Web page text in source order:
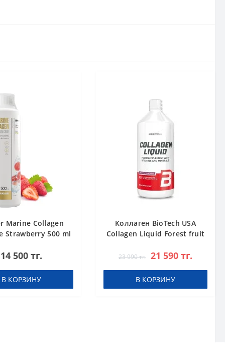
Marine Collagen
Strawberry 500 ml
14 500 тг.
В КОРЗИНУ
Коллаген BioTech USA
Collagen Liquid Forest fruit
23 990 тг. 21 590 тг.
В КОРЗИНУ